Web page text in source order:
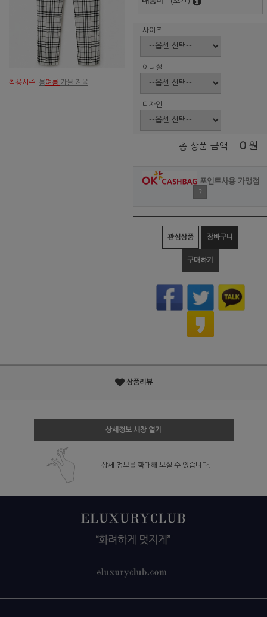
착용시즌: 봄 여름 가을 겨울
사이즈
이니셜
디자인
총 상품 금액 0 원
포인트사용 가맹점
?
관심상품 장바구니
구매하기
상품리뷰
상세정보 새창 열기
상세 정보를 확대해 보실 수 있습니다.